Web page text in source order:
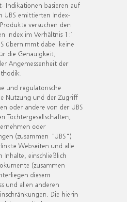
Indikationen basieren auf
UBS emittierten Index-
versuchen den
Index im Verhältnis 1:1
übernimmt dabei keine
die Genauigkeit,
Angemessenheit der
und regulatorische
Nutzung und der Zugriff
oder andere von der UBS
Tochtergesellschaften,
oder
(zusammen "UBS")
Webseiten und alle
Inhalte, einschließlich
(zusammen
diesem
und allen anderen
Die hierin